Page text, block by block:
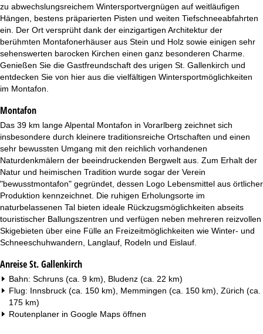
e
i
t
e
zu abwechslungsreichem Wintersportvergnügen auf weitläufigen
Hängen, bestens präparierten Pisten und weiten Tiefschneeabfahrten
ein. Der Ort versprüht dank der einzigartigen Architektur der
berühmten Montafonerhäuser aus Stein und Holz sowie einigen sehr
sehenswerten barocken Kirchen einen ganz besonderen Charme.
Genießen Sie die Gastfreundschaft des urigen St. Gallenkirch und
entdecken Sie von hier aus die vielfältigen Wintersportmöglichkeiten
im Montafon.
Montafon
Das 39 km lange Alpental Montafon in Vorarlberg zeichnet sich
insbesondere durch kleinere traditionsreiche Ortschaften und einen
sehr bewussten Umgang mit den reichlich vorhandenen
Naturdenkmälern der beeindruckenden Bergwelt aus. Zum Erhalt der
Natur und heimischen Tradition wurde sogar der Verein
"bewusstmontafon" gegründet, dessen Logo Lebensmittel aus örtlicher
Produktion kennzeichnet. Die ruhigen Erholungsorte im
naturbelassenen Tal bieten ideale Rückzugsmöglichkeiten abseits
touristischer Ballungszentren und verfügen neben mehreren reizvollen
Skigebieten über eine Fülle an Freizeitmöglichkeiten wie Winter- und
Schneeschuhwandern, Langlauf, Rodeln und Eislauf.
Anreise St. Gallenkirch
Bahn: Schruns (ca. 9 km), Bludenz (ca. 22 km)
Flug: Innsbruck (ca. 150 km), Memmingen (ca. 150 km), Zürich (ca.
175 km)
Routenplaner in Google Maps öffnen